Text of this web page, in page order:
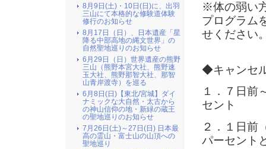
※体の弱い
プログラム
せください
◆キャンセ
１．７日前
セント
２．１日前
パーセント
8月9日(土)・10日(日)に、出羽
三山にて本格的な修験道体験
修行のお知らせ
8月17日（日）、日本遺産「星
降る中部高地の縄文世界」の
自然聖地巡りのお知らせ
6月29日（日）世界遺産の熊野
三山（熊野本宮大社、熊野速
玉大社、熊野那智大社、那智
山青岸渡寺）を巡る
6月8日(日)【東北/宮城】ダイ
ナミックな大自然・太古から
の神山信仰の地・新緑の蔵王
の聖地巡りのお知らせ
7月26日(土)～27日(日) 日本最
高の霊山・富士山の山頂への
聖地巡り